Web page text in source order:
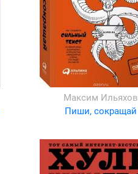
Максим Ильяхов
Пиши, сокращай